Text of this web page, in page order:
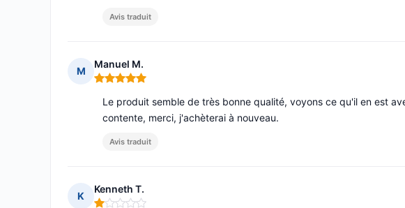
Avis traduit
M
Manuel M.
Note : 5 sur 5
Le produit semble de très bonne qualité, voyons ce qu'il en est
contente, merci, j'achèterai à nouveau.
Avis traduit
K
Kenneth T.